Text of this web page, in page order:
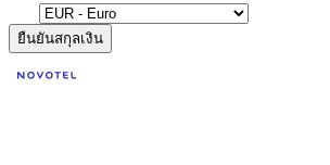
ยืนยันสกุลเงิน